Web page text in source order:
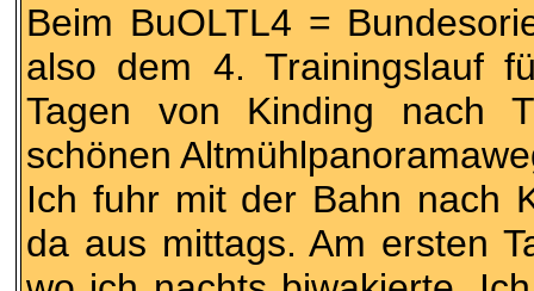
Beim BuOLTL4 =
also dem 4. Trainingslauf
Tagen von Kinding nach
schönen
Ich fuhr mit der Bahn nach
da aus mittags. Am ersten